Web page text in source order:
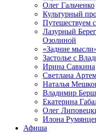
Олег Гальченко
Культурный
Путешествуем
Лазурный
Озолиной
«Задние
Застолье с
Ирина Савкина
Светлана
Наталья
Владимир
Екатерина
Олег
Илона
Афиша